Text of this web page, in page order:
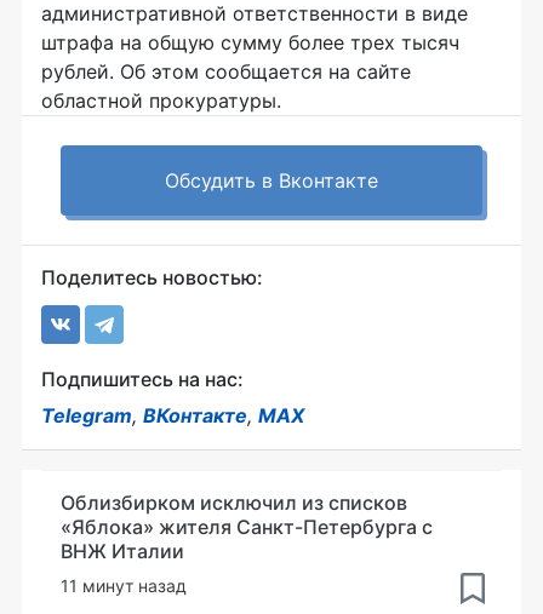
административной ответственности в виде
штрафа на общую сумму более трех тысяч
рублей. Об этом сообщается на сайте
областной прокуратуры.
Обсудить в Вконтакте
Поделитесь новостью:
Подпишитесь на нас:
Telegram, ВКонтакте, MAX
Облизбирком исключил из списков
«Яблока» жителя Санкт-Петербурга с
ВНЖ Италии
11 минут назад